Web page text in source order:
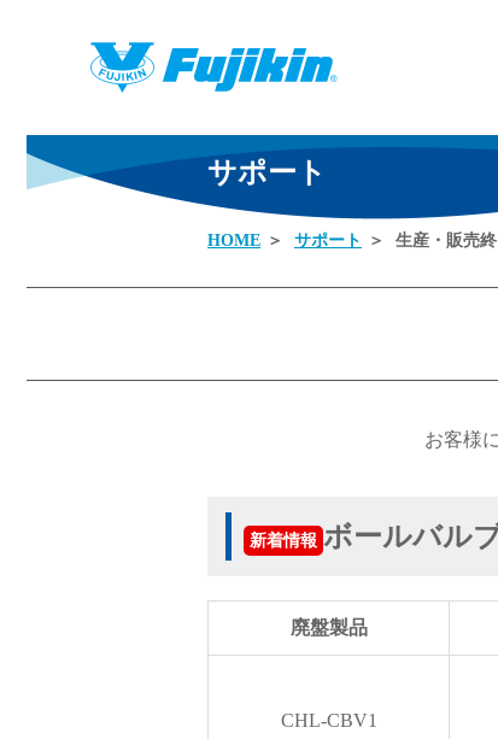
バルブ・継手・システムを探す
サポート
HOME サポート 生産・販売
お客様
新着情報 ボールバル
廃盤製品
CHL-CBV1